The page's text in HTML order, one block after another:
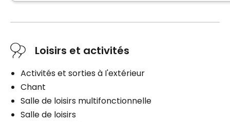
Loisirs et activités
Activités et sorties à I'extérieur
Chant
Salle de loisirs multifonctionnelle
Salle de loisirs